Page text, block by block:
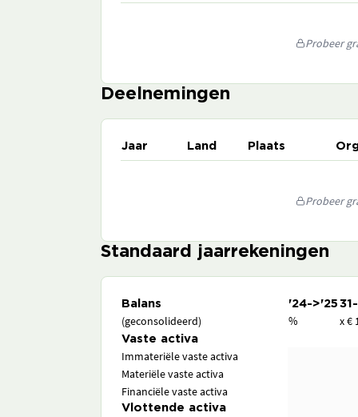
Probeer
Deelnemingen
Jaar Land Plaats
Probeer
Standaard jaarrekeningen
Balans '24->'25
(geconsolideerd) % x €
Vaste activa
Immateriële vaste activa
Materiële vaste activa
Financiële vaste activa
Vlottende activa